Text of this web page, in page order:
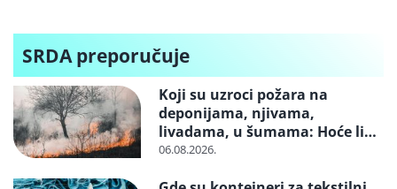
SRDA preporučuje
Koji su uzroci požara na
deponijama, njivama,
livadama, u šumama: Hoće li
neko konačno biti kažnjen
06.08.2026.